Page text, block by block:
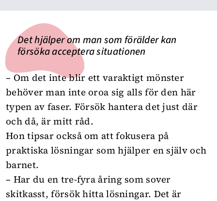
Det hjälper om man som förälder kan
försöka acceptera situationen
– Om det inte blir ett varaktigt mönster
behöver man inte oroa sig alls för den här
typen av faser. Försök hantera det just där
och då, är mitt råd.
Hon tipsar också om att fokusera på
praktiska lösningar som hjälper en själv och
barnet.
– Har du en tre-fyra åring som sover
skitkasst, försök hitta lösningar. Det är